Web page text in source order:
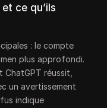
ce qu’ils
: le compte
plus approfondi.
réussit,
un avertissement
indique